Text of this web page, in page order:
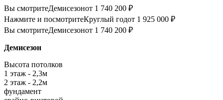
Вы смотритеДемисезонот 1 740 200 ₽
Нажмите и посмотритеКруглый годот 1 925 000 ₽
Вы смотритеДемисезонот 1 740 200 ₽
Демисезон
Высота потолков
1 этаж - 2,3м
2 этаж - 2,2м
фундамент